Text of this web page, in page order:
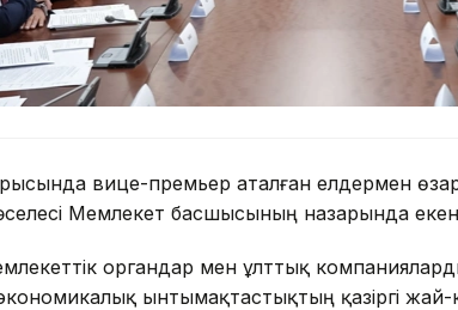
вице-премьер аталған елдермен
Мемлекет басшысының назарында
органдар мен ұлттық
ынтымақтастықтың қазіргі жай-